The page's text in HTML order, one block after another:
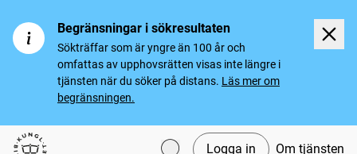
Begränsningar i sökresultaten
Sökträffar som är yngre än 100 år och
omfattas av upphovsrätten visas inte längre i
tjänsten när du söker på distans. Läs mer om
begränsningen.
Logga in Om tjänsten